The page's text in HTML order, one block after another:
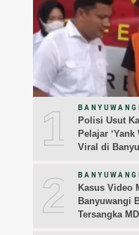
1 BANYUWANGI
Polisi Usut
Pelajar ‘Yank
Viral di
2 BANYUWANGI
Kasus Video
Banyuwangi
Tersangka